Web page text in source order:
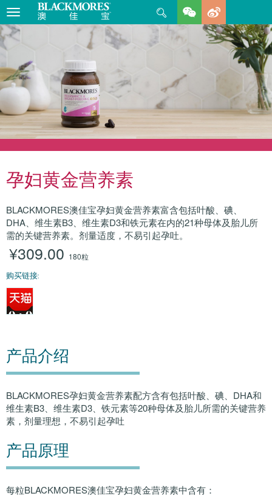
Toggle
navigation
Search
孕妇黄金营养素
BLACKMORES澳佳宝孕妇黄金营养素富含包括叶酸、碘、
DHA、维生素B3、维生素D3和铁元素在内的21种母体及胎儿所
需的关键营养素。剂量适度，不易引起孕吐。
¥309.00 180粒
购买链接:
产品介绍
BLACKMORES孕妇黄金营养素配方含有包括叶酸、碘、DHA和
维生素B3、维生素D3、铁元素等20种母体及胎儿所需的关键营养
素，剂量理想，不易引起孕吐
产品原理
每粒BLACKMORES澳佳宝孕妇黄金营养素中含有：